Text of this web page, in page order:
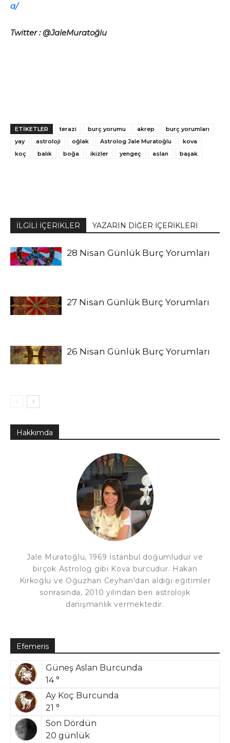
a/
Twitter : @JaleMuratoğlu
ETİKETLER terazi burç yorumu akrep
burç yorumları
yay
astroloji oğlak Astrolog Jale Muratoğlu
kova
koç
balık boğa ikizler yengeç aslan başak
İLGİLİ İÇERİKLER YAZARIN DİĞER İÇERİKLERİ
28 Nisan Günlük Burç Yorumları
27 Nisan Günlük Burç Yorumları
26 Nisan Günlük Burç Yorumları
Hakkımda
Jale Muratoğlu, 1969 İstanbul doğumludur ve
birçok Astrolog gibi Kova burcudur. Hakan
Kırkoğlu ve Oğuzhan Ceyhan'dan aldığı eğitimler
sonrasında, 2010 yılından beri astrolojik
danışmanlık vermektedir.
Efemeris
Güneş Aslan Burcunda
14 °
Ay Koç Burcunda
21 °
Son Dördün
20 günlük